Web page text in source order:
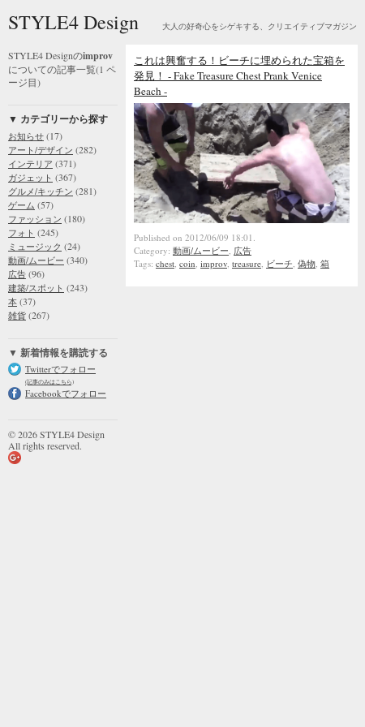
STYLE4 Design 大人の好奇心をシゲキする、クリエイティブマガジン
STYLE4 Designのimprov
についての記事一覧(1 ペ
ージ目)
▼ カテゴリーから探す
お知らせ (17)
アート/デザイン (282)
インテリア (371)
ガジェット (367)
グルメ/キッチン (281)
ゲーム (57)
ファッション (180)
フォト (245)
ミュージック (24)
動画/ムービー (340)
広告 (96)
建築/スポット (243)
本 (37)
雑貨 (267)
▼ 新着情報を購読する
Twitterでフォロー
(記事のみはこちら)
Facebookでフォロー
© 2026 STYLE4 Design
All rights reserved.
これは興奮する！ビーチに埋められた宝箱を
発見！ - Fake Treasure Chest Prank Venice
Beach -
Published on 2012/06/09 18:01.
Category: 動画/ムービー 広告
Tags: chest coin improv treasure ビーチ 偽物 箱